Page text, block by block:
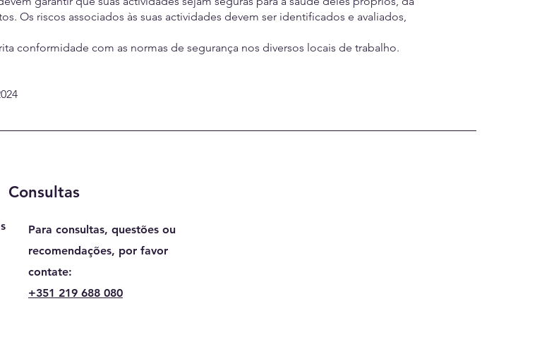
Os riscos associados às suas actividades devem ser identificados e avaliados,
conformidade com as normas de segurança nos diversos locais de trabalho.
Consultas
Para consultas, questões ou
recomendações, por favor
contate:
+351 219 688 080